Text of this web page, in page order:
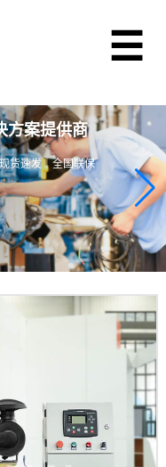
方案提供商
货速发｜全国联保